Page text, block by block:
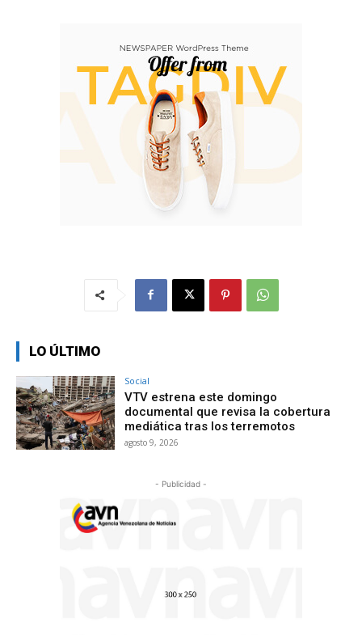
LO ÚLTIMO
Social
VTV estrena este domingo
documental que revisa la cobertura
mediática tras los terremotos
agosto 9, 2026
- Publicidad -